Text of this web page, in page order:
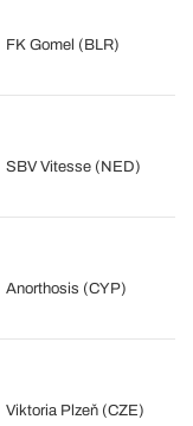
FK Gomel (BLR)
SBV Vitesse (NED)
Anorthosis (CYP)
Viktoria Plzeň (CZE)